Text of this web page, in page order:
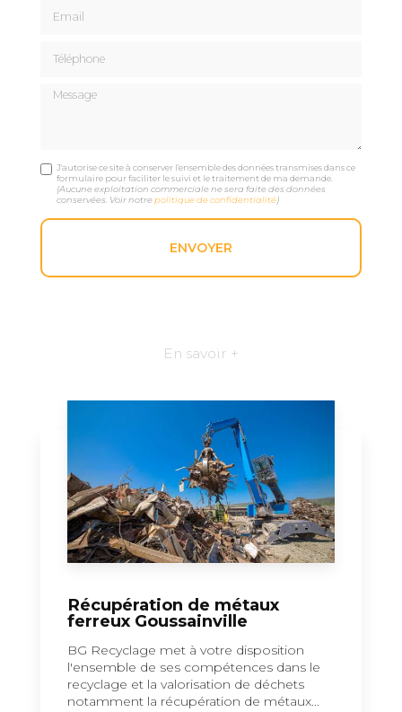
Message
J'autorise ce site à conserver l'ensemble des données transmises dans ce
formulaire pour faciliter le suivi et le traitement de ma demande.
(Aucune exploitation commerciale ne sera faite des données
conservées. Voir notrepolitique de confidentialité)
En savoir +
Récupération de métaux
ferreux Goussainville
BG Recyclage met à votre disposition
l'ensemble de ses compétences dans le
recyclage et la valorisation de déchets
notamment la récupération de métaux...